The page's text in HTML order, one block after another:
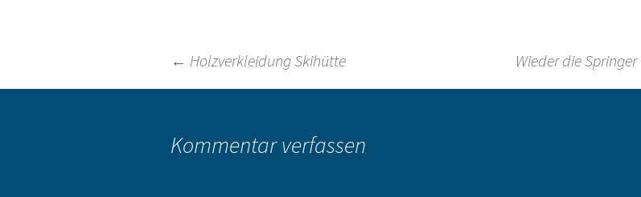
Beitragsnavigation
← Holzverkleidung Skihütte Wieder die Springer
Kommentar verfassen